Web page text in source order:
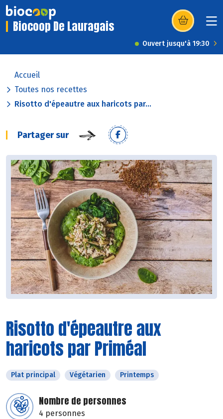
Biocoop De Lauragais (s’ouvre dans
Ouvert jusqu'à 19:30
Accueil
Toutes nos recettes
Risotto d'épeautre aux haricots par...
Partager sur
Risotto d'épeautre aux
haricots par Priméal
Plat principal Végétarien Printemps
Nombre de personnes
4 personnes